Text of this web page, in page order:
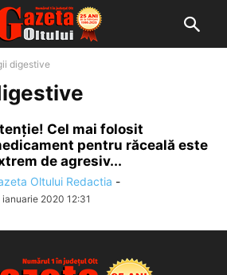
digestive
Cel mai folosit
pentru răceală este
de agresiv...
Oltului Redactia -
ianuarie 2020 12:31